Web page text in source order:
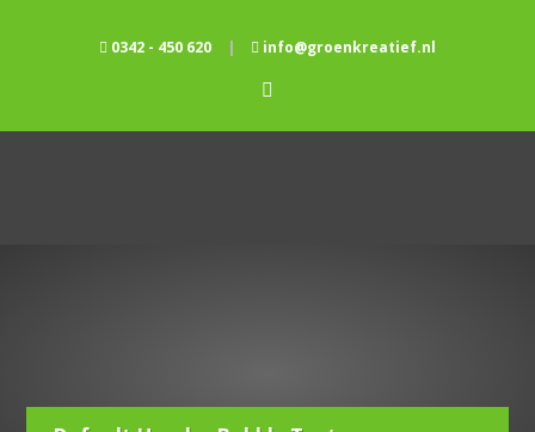
0342 - 450 620 | info@groenkreatief.nl